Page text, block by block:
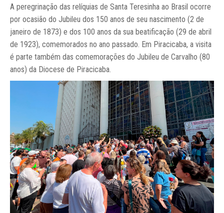
A peregrinação das relíquias de Santa Teresinha ao Brasil ocorre
por ocasião do Jubileu dos 150 anos de seu nascimento (2 de
janeiro de 1873) e dos 100 anos da sua beatificação (29 de abril
de 1923), comemorados no ano passado. Em Piracicaba, a visita
é parte também das comemorações do Jubileu de Carvalho (80
anos) da Diocese de Piracicaba.